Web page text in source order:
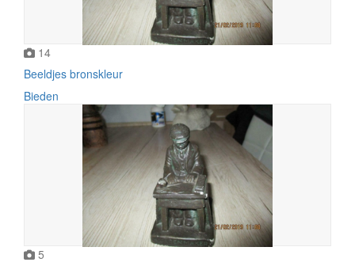
14
Beeldjes bronskleur
Bieden
5